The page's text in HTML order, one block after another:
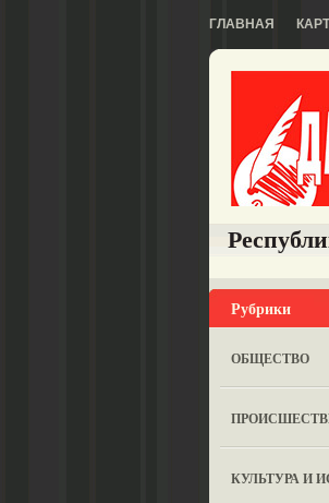
ГЛАВНАЯ
Рубрики
ОБЩЕСТВО
КУЛЬТУРА И